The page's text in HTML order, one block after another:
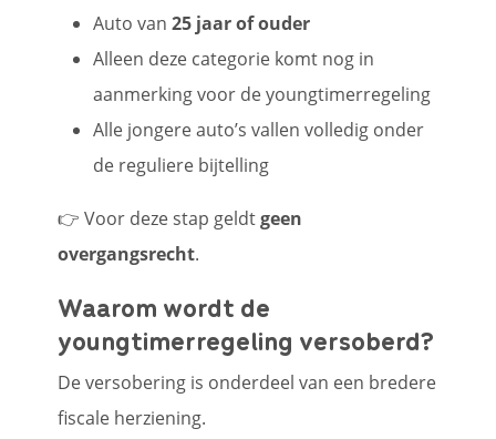
Auto van 25 jaar of ouder
Alleen deze categorie komt nog in
aanmerking voor de youngtimerregeling
Alle jongere auto’s vallen volledig onder
de reguliere bijtelling
👉 Voor deze stap geldtgeen
overgangsrecht.
Waarom wordt de
youngtimerregeling versoberd?
De versobering is onderdeel van een bredere
fiscale herziening.